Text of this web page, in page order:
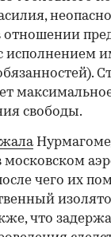
отношении
исполнением
свободы.
московском
чего их
что